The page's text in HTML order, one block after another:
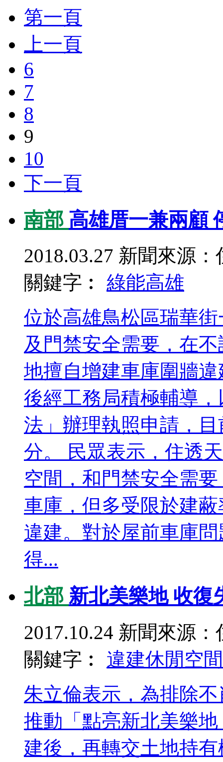
第一頁
上一頁
6
7
8
9
10
下一頁
南部 高雄厝一兼兩顧
2018.03.27 新聞來源：
關鍵字︰ 綠能高雄
位於高雄鳥松區瑞華
及門禁安全需要，在
地擅自增建車庫圍牆
後經工務局積極輔導
法」辦理執照申請，
分。 民眾表示，住透
空間，和門禁安全需
車庫，但多受限於建
違建。對於屋前車庫
得...
北部 新北美樂地 收復
2017.10.24 新聞來源：
關鍵字︰ 違建休閒空間
朱立倫表示，為排除
推動「點亮新北美樂
建後，再轉交土地持